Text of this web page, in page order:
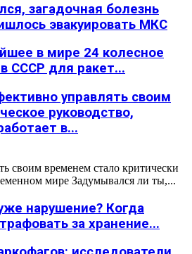
загадочная болезнь
эвакуировать МКС
в мире 24 колесное
СССР для ракет...
управлять своим
руководство,
в...
своим временем стало критически
мире Задумывался ли ты,...
нарушение? Когда
за хранение...